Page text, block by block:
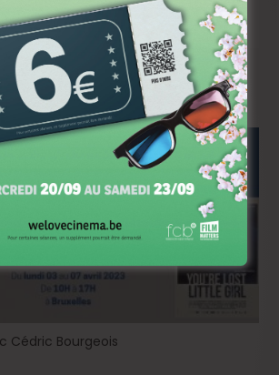
for an experienced national sales
Cédric Bourgeois